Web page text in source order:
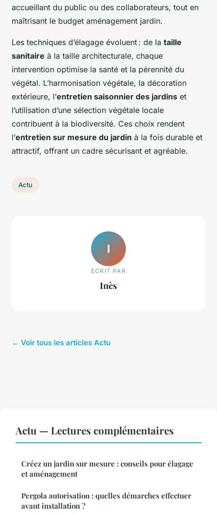
accueillant du public ou des collaborateurs, tout en
maîtrisant le budget aménagement jardin.
Les techniques d’élagage évoluent : de la taille
sanitaire à la taille architecturale, chaque
intervention optimise la santé et la pérennité du
végétal. L’harmonisation végétale, la décoration
extérieure, l’entretien saisonnier des jardins et
l’utilisation d’une sélection végétale locale
contribuent à la biodiversité. Ces choix rendent
l’entretien sur mesure du jardin à la fois durable et
attractif, offrant un cadre sécurisant et agréable.
Actu
I
ECRIT PAR
Inès
← Voir tous les articles Actu
Actu — Lectures complémentaires
Créez un jardin sur mesure : conseils pour élagage
et aménagement
Pergola autorisation : quelles démarches effectuer
avant installation ?